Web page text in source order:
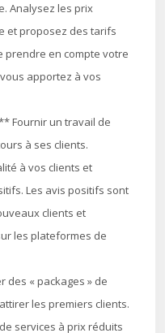
Analysez les prix
et proposez des tarifs
prendre en compte votre
apportez à vos
Fournir un travail de
à ses clients.
à vos clients et
Les avis positifs sont
clients et
les plateformes de
« packages » de
les premiers clients.
services à prix réduits